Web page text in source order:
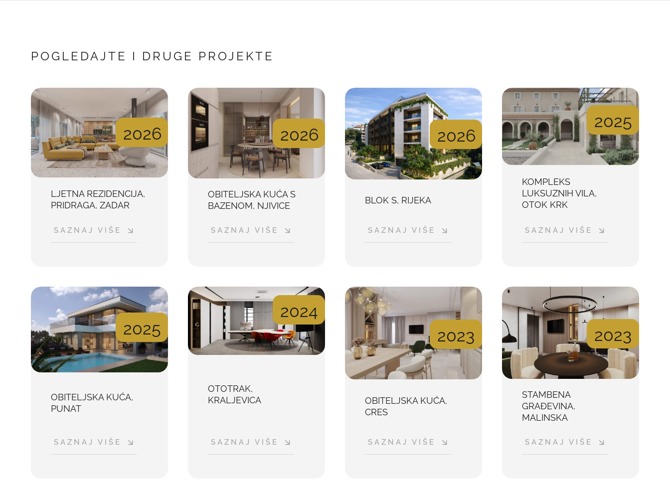
POGLEDAJTE I DRUGE PROJEKTE
2026
LJETNA REZIDENCIJA,
PRIDRAGA, ZADAR
SAZNAJ VIŠE
2026
OBITELJSKA KUĆA S
BAZENOM, NJIVICE
SAZNAJ VIŠE
2026
BLOK S, RIJEKA
SAZNAJ VIŠE
2025
KOMPLEKS
LUKSUZNIH VILA,
OTOK KRK
SAZNAJ VIŠE
2025
OBITELJSKA KUĆA,
PUNAT
SAZNAJ VIŠE
2024
OTOTRAK,
KRALJEVICA
SAZNAJ VIŠE
2023
OBITELJSKA KUĆA,
CRES
SAZNAJ VIŠE
2023
STAMBENA
GRAĐEVINA,
MALINSKA
SAZNAJ VIŠE